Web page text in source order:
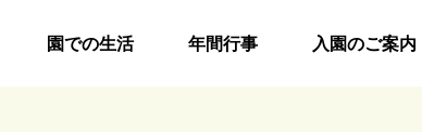
園での生活 年間行事 入園のご案内